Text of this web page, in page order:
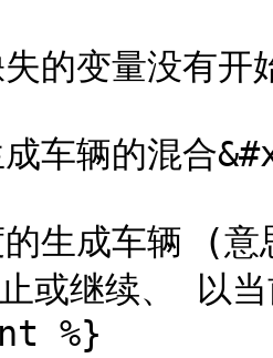
的变量没有开
车辆的混合
生成车辆 (意
或继续、 以
%}